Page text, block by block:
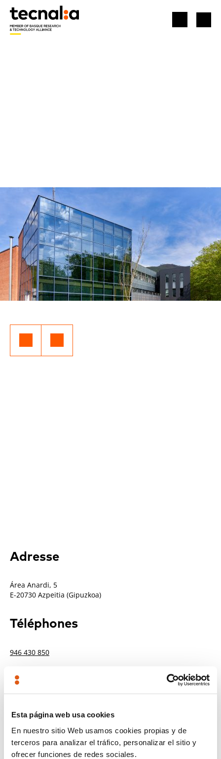
Esta página web usa cookies
En nuestro sitio Web usamos cookies propias y de
terceros para analizar el tráfico, personalizar el sitio y
ofrecer funciones de redes sociales.
Adresse
Área Anardi, 5
E-20730 Azpeitia (Gipuzkoa)
Téléphones
946 430 850
(+34) 946 430 850
Lat = 43.208336
Lon = -2.250974